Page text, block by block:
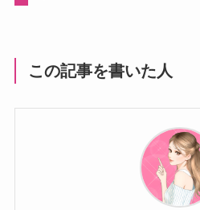
この記事を書いた人